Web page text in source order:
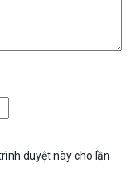
duyệt này cho lần